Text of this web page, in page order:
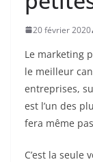
20 février 2020
Le marketing
le meilleur
entreprises,
est l’un des
fera même
C’est la